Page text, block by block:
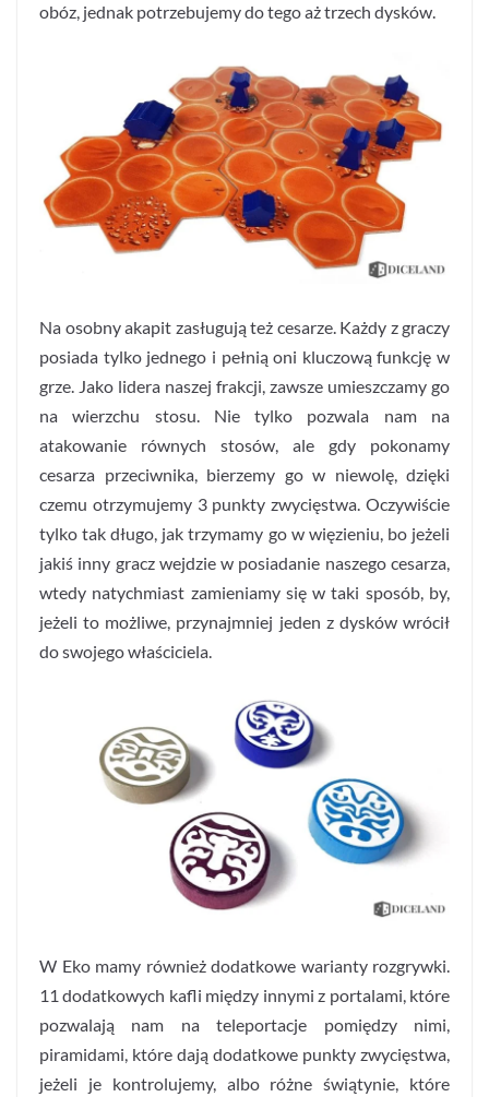
obóz, jednak potrzebujemy do tego aż trzech dysków.
Na osobny akapit zasługują też cesarze. Każdy z graczy
posiada tylko jednego i pełnią oni kluczową funkcję w
grze. Jako lidera naszej frakcji, zawsze umieszczamy go
na wierzchu stosu. Nie tylko pozwala nam na
atakowanie równych stosów, ale gdy pokonamy
cesarza przeciwnika, bierzemy go w niewolę, dzięki
czemu otrzymujemy 3 punkty zwycięstwa. Oczywiście
tylko tak długo, jak trzymamy go w więzieniu, bo jeżeli
jakiś inny gracz wejdzie w posiadanie naszego cesarza,
wtedy natychmiast zamieniamy się w taki sposób, by,
jeżeli to możliwe, przynajmniej jeden z dysków wrócił
do swojego właściciela.
W Eko mamy również dodatkowe warianty rozgrywki.
11 dodatkowych kafli między innymi z portalami, które
pozwalają nam na teleportacje pomiędzy nimi,
piramidami, które dają dodatkowe punkty zwycięstwa,
jeżeli je kontrolujemy, albo różne świątynie, które